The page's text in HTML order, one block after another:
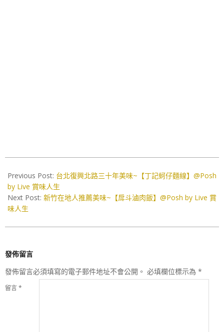
06-
19
Previous Post: 台北復興北路三十年美味~【丁記蚵仔麵線】@Posh
by Live 賞味人生
Next Post: 新竹在地人推薦美味~【戽斗滷肉飯】@Posh by Live 賞
味人生
發佈留言
發佈留言必須填寫的電子郵件地址不會公開。 必填欄位標示為 *
留言*